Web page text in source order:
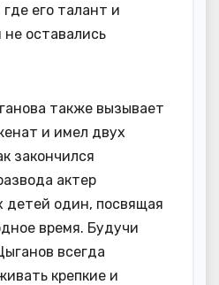
его талант и
оставались
также вызывает
и имел двух
закончился
актер
детей один, посвящая
время. Будучи
всегда
крепкие и